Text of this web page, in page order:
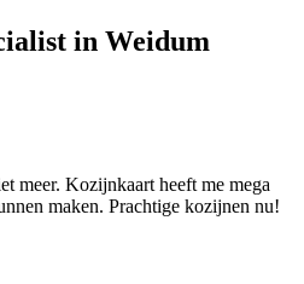
in Weidum
meer. Kozijnkaart heeft me mega
maken. Prachtige kozijnen nu!